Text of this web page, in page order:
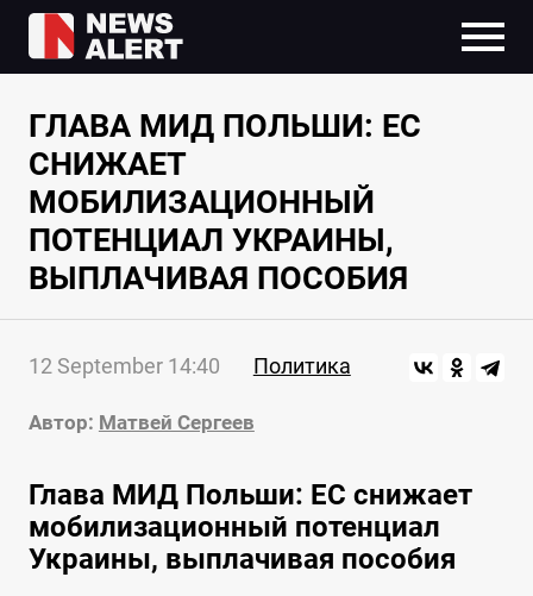
ГЛАВА МИД ПОЛЬШИ: ЕС
СНИЖАЕТ
МОБИЛИЗАЦИОННЫЙ
ПОТЕНЦИАЛ УКРАИНЫ,
ВЫПЛАЧИВАЯ ПОСОБИЯ
12 September 14:40 Политика
Автор: Матвей Сергеев
Глава МИД Польши: ЕС снижает
мобилизационный потенциал
Украины, выплачивая пособия